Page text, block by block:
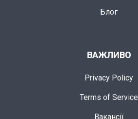
Блог
ВАЖЛИВО
Privacy Policy
Terms of Service
Вакансії